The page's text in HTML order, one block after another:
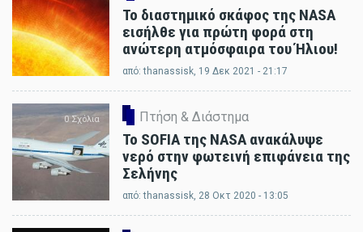
Το διαστημικό σκάφος της NASA
εισήλθε για πρώτη φορά στη
ανώτερη ατμόσφαιρα του Ήλιου!
από:thanassisk, 19 Δεκ 2021 - 21:17
0 Σχόλια Πτήση & Διάστημα
Το SOFIA της NASA ανακάλυψε
νερό στην φωτεινή επιφάνεια της
Σελήνης
από:thanassisk, 28 Οκτ 2020 - 13:05